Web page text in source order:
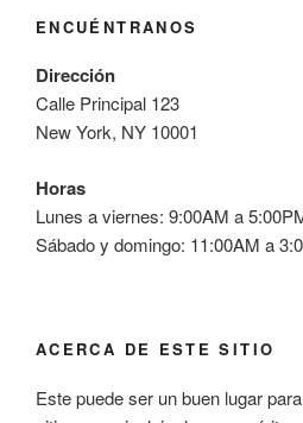
ENCUÉNTRANOS
Dirección
Calle Principal 123
New York, NY 10001
Horas
Lunes a viernes: 9:00AM a
Sábado y domingo: 11:00AM a
ACERCA DE ESTE SITIO
Este puede ser un buen lugar